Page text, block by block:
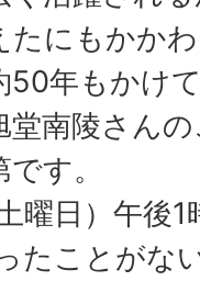
たにもかか
50年もかけ
南陵さん
す。
曜日）午後1
たことがな